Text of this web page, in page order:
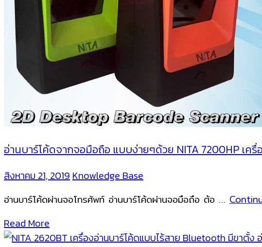
อ่านบาร์โค้ดจากจอมือถือ แบบง่ายๆด้วย NITA 7200HP เค
สิงหาคม 21, 2019Knowledge Base
อ่านบาร์โค้ดผ่านจอโทรศัพท์ อ่านบาร์โค้ดผ่านจอมือถือ ต้อ …
Read More